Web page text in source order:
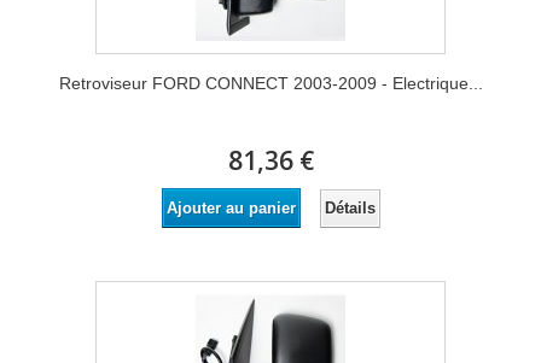
Retroviseur FORD CONNECT 2003-2009 - Electrique...
81,36 €
Ajouter au panier Détails